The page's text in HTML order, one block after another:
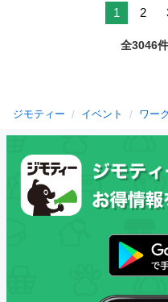
1 2
全3046
ジモティー イベント ワー